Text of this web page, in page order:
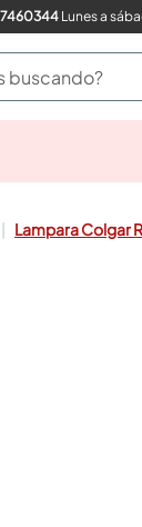
📞(601) 7460344Lunes a
Lampara Colgar